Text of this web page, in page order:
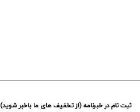
ثبت نام در خبرنامه (از تخفیف های ما باخبر شوید)